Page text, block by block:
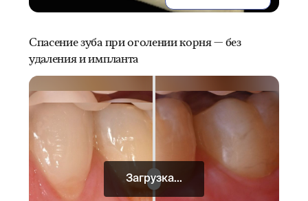
Спасение зуба при оголении корня — без
удаления и импланта
Загрузка...